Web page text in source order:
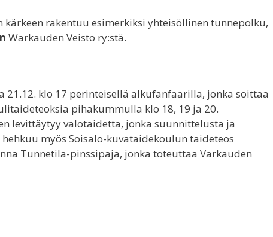
kärkeen rakentuu esimerkiksi yhteisöllinen tunnepolku,
Warkauden Veisto ry:stä.
21.12. klo 17 perinteisellä alkufanfaarilla, jonka soittaa
pihakummulla klo 18, 19 ja 20.
levittäytyy valotaidetta, jonka suunnittelusta ja
myös Soisalo-kuvataidekoulun taideteos
Tunnetila-pinssipaja, jonka toteuttaa Varkauden